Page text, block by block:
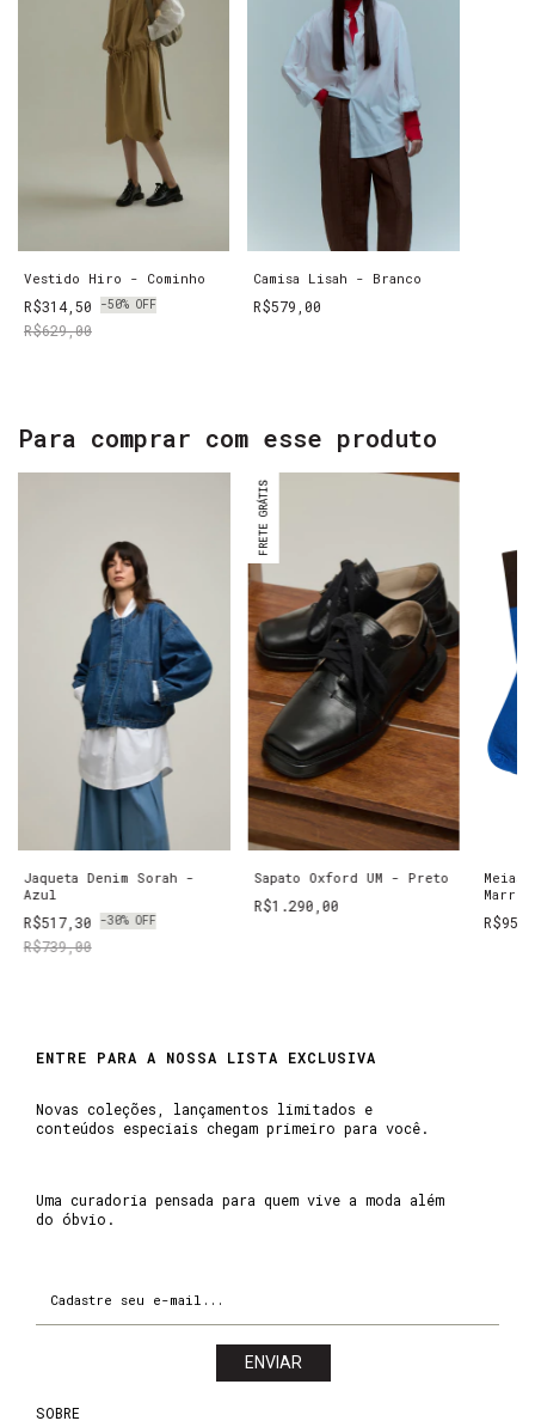
Vestido Hiro - Cominho
R$314,50 -50% OFF
R$629,00
Camisa Lisah - Branco
R$579,00
Para comprar com esse produto
Jaqueta Denim Sorah -
Azul
R$517,30 -30%OFF
R$739,00
FRETE GRÁTIS
Sapato Oxford UM - Preto
R$1.290,00
Meias
SOBRE
ENTRE PARA A NOSSA LISTA EXCLUSIVA
Novas coleções, lançamentos limitados e
conteúdos especiais chegam primeiro para você.